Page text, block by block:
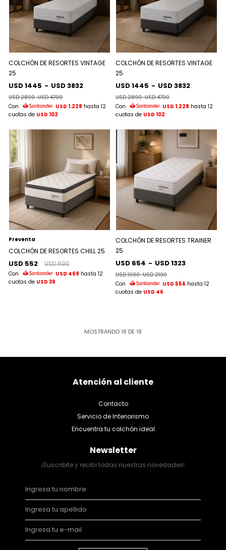
COLCHÓN DE RESORTES VINTAGE
25
USD 1445 - USD 3832
USD 2890-USD 4790
Con
USD 1.228 hasta 12
cuotas de USD 102
COLCHÓN DE RESORTES VINTAGE
25
USD 1445 - USD 3832
USD 2890-USD 4790
Con
USD 1.228 hasta 12
cuotas de USD 102
Preventa
COLCHÓN DE RESORTES CHILL 25
USD 552 USD 690
Con USD 469 hasta 12
cuotas de USD 39
COLCHÓN DE RESORTES TRAINER
25
USD 654 - USD 1323
USD 1090-USD 2190
Con
USD 556 hasta 12
cuotas de USD 46
MOSTRANDO 18 DE 18
Atención al cliente
Contacto
Servicio de Interiorismo
Encuentra tu colchón ideal
Newsletter
¡Suscribite y recibí todas nuestras novedades!